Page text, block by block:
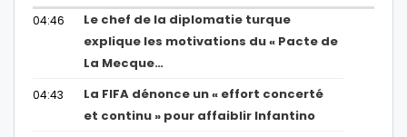
04:46
Le chef de la diplomatie turque
explique les motivations du « Pacte de
La Mecque…
04:43
La FIFA dénonce un « effort concerté
et continu » pour affaiblir Infantino